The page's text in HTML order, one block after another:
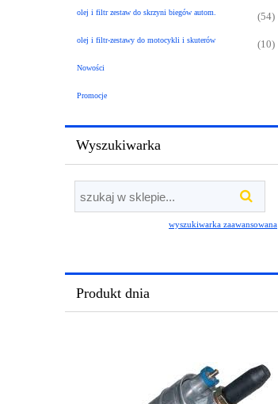
olej i filtr zestaw do skrzyni biegów autom. (54)
olej i filtr-zestawy do motocykli i skuterów (10)
Nowości
Promocje
Wyszukiwarka
wyszukiwarka zaawansowana
Produkt dnia